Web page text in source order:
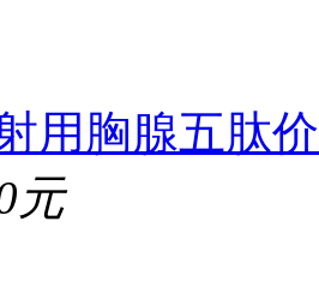
用胸腺五肽
元